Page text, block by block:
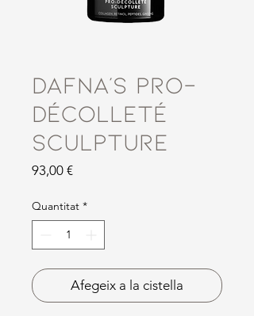
DAFNA’S Pro-
Décolleté
Sculpture
93,00 €Price
Quantitat *
Afegeix a la cistella